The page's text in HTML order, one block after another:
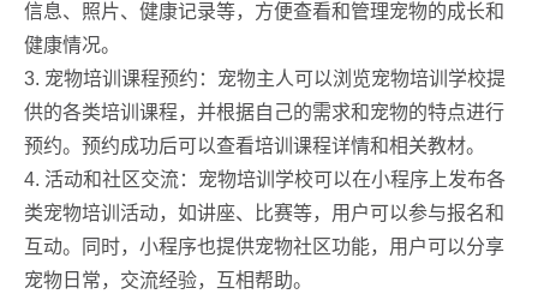
信息、照片、健康记录等，方便查看和管理宠物的成长和
健康情况。
3. 宠物培训课程预约：宠物主人可以浏览宠物培训学校提
供的各类培训课程，并根据自己的需求和宠物的特点进行
预约。预约成功后可以查看培训课程详情和相关教材。
4. 活动和社区交流：宠物培训学校可以在小程序上发布各
类宠物培训活动，如讲座、比赛等，用户可以参与报名和
互动。同时，小程序也提供宠物社区功能，用户可以分享
宠物日常，交流经验，互相帮助。